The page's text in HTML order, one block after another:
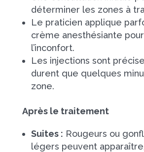
déterminer les zones à
Le praticien applique
crème anesthésiante
l’inconfort.
Les injections sont
durent que quelques
zone.
Après le traitement
Suites : Rougeurs ou
légers peuvent